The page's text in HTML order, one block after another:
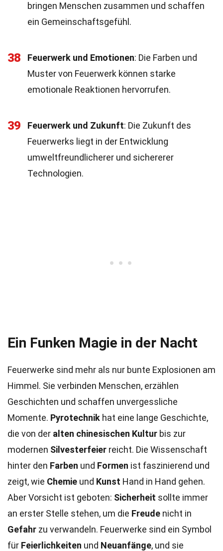
bringen Menschen zusammen und schaffen
ein Gemeinschaftsgefühl.
38 Feuerwerk und Emotionen: Die Farben und
Muster von Feuerwerk können starke
emotionale Reaktionen hervorrufen.
39 Feuerwerk und Zukunft: Die Zukunft des
Feuerwerks liegt in der Entwicklung
umweltfreundlicherer und sichererer
Technologien.
Ein Funken Magie in der Nacht
Feuerwerke sind mehr als nur bunte Explosionen am
Himmel. Sie verbinden Menschen, erzählen
Geschichten und schaffen unvergessliche
Momente. Pyrotechnik hat eine lange Geschichte,
die von der alten chinesischen Kultur bis zur
modernen Silvesterfeier reicht. Die Wissenschaft
hinter den Farben und Formen ist faszinierend und
zeigt, wie Chemie und Kunst Hand in Hand gehen.
Aber Vorsicht ist geboten: Sicherheit sollte immer
an erster Stelle stehen, um die Freude nicht in
Gefahr zu verwandeln. Feuerwerke sind ein Symbol
für Feierlichkeiten und Neuanfänge, und sie